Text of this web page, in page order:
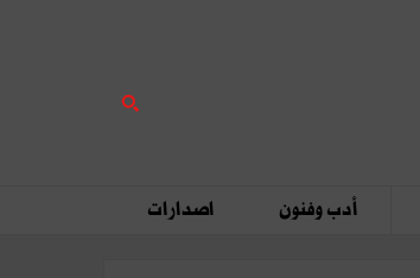
أدب وفنون اصدارات